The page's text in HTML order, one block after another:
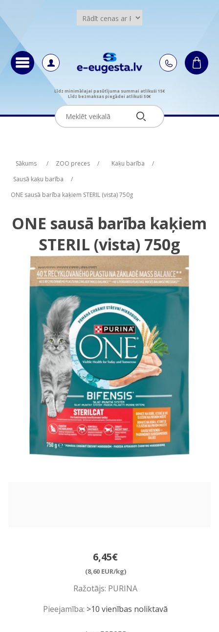
Līdz minimālajai pasūtījuma summai atlikuši 15€
Līdz bezmaksas piegādei atlikuši 50€
Sākums / ZOO preces / Kaķu barība
/
Sausā kaķu barība
/
ONE sausā barība kaķiem STERIL (vista) 750g
ONE sausā barība kaķiem
STERIL (vista) 750g
6,45€
(8,60 EUR/kg)
Ražotājs: PURINA
Pieejamība: >10 vienības noliktavā